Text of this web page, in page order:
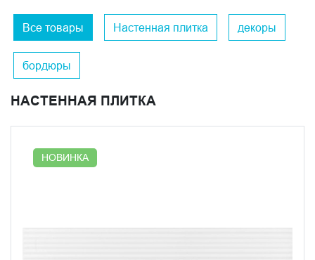
Все товары Настенная плитка декоры
бордюры
НАСТЕННАЯ ПЛИТКА
НОВИНКА